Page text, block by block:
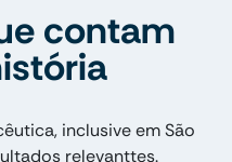
contam
inclusive em São
relevanttes.